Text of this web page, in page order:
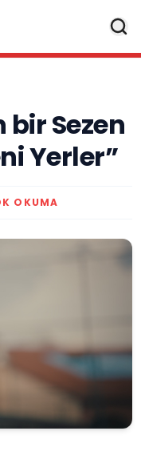
bir Sezen
Yerler”
OKUMA